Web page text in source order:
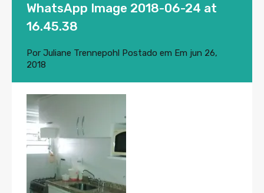
WhatsApp Image 2018-06-24 at
16.45.38
Por Juliane Trennepohl Postado em Em jun 26,
2018